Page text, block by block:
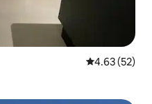
平均评分
4.63 (52)